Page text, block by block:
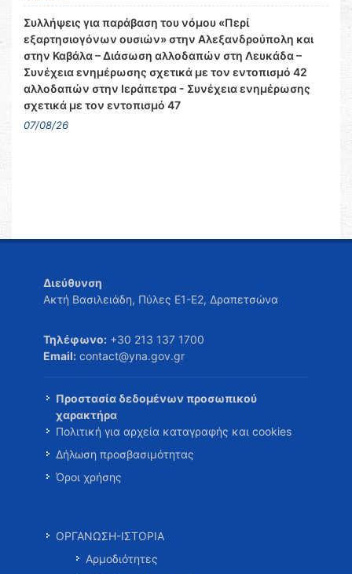
Συλλήψεις για παράβαση του νόμου «Περί
εξαρτησιογόνων ουσιών» στην Αλεξανδρούπολη και
στην Καβάλα – Διάσωση αλλοδαπών στη Λευκάδα –
Συνέχεια ενημέρωσης σχετικά με τον εντοπισμό 42
αλλοδαπών στην Ιεράπετρα - Συνέχεια ενημέρωσης
σχετικά με τον εντοπισμό 47
07/08/26
Διεύθυνση
Ακτή Βασιλειάδη, Πύλες Ε1-Ε2, Δραπετσώνα
Τηλέφωνο: +30 213 137 1700
Email: contact@yna.gov.gr
Προστασία δεδομένων προσωπικού
χαρακτήρα
Πολιτική για αρχεία καταγραφής και cookies
Δήλωση προσβασιμότητας
Όροι χρήσης
ΟΡΓΑΝΩΣΗ-ΙΣΤΟΡΙΑ
Αρμοδιότητες